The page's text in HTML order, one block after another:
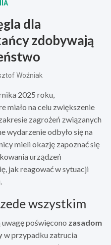
dla
zdobywają
Woźniak
2025 roku,
miało na celu zwiększenie
zagrożeń związanych
wydarzenie odbyło się na
mieli okazję zapoznać się
urządzeń
jak reagować w sytuacji
wszystkim
poświęcono zasadom
w przypadku zatrucia